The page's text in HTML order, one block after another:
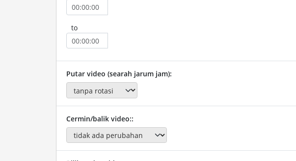
to
Putar video (searah jarum jam):
Cermin/balik video::